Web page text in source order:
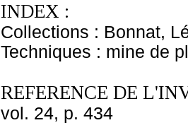
INDEX :
Collections : Bonnat,
Techniques : mine de
REFERENCE DE
vol. 24, p. 434